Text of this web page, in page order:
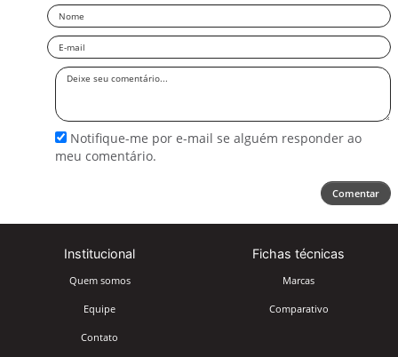
Nome
Email
Deixe
Notifique-me por e-mail se alguém responder ao
meu comentário.
Comentar
Institucional
Quem somos
Equipe
Contato
Fichas técnicas
Marcas
Comparativo